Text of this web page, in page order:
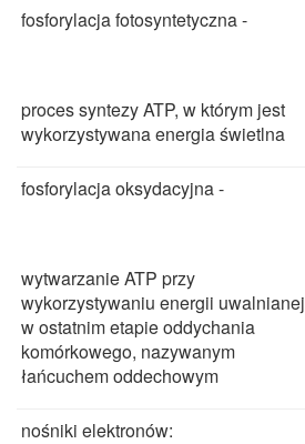
fosforylacja fotosyntetyczna -
proces syntezy ATP, w którym jest
wykorzystywana energia świetlna
fosforylacja oksydacyjna -
wytwarzanie ATP przy
wykorzystywaniu energii uwalnianej
w ostatnim etapie oddychania
komórkowego, nazywanym
łańcuchem oddechowym
nośniki elektronów: